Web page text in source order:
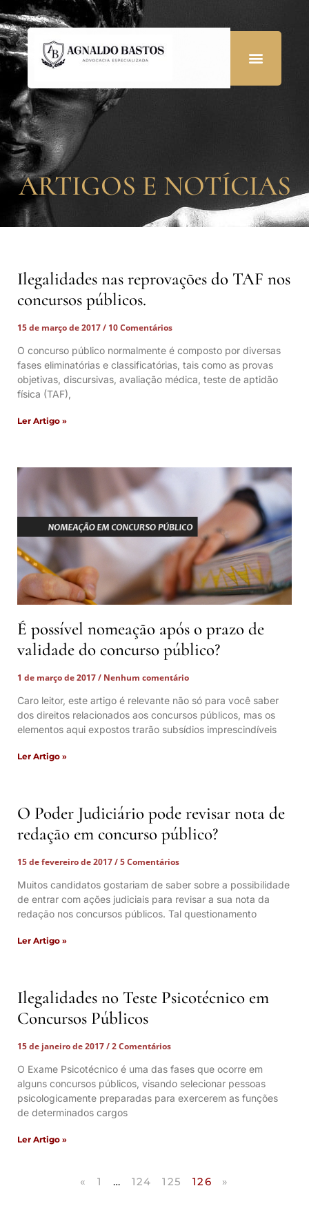
ARTIGOS E NOTÍCIAS
Ilegalidades nas reprovações do TAF nos
concursos públicos.
15 de março de 2017
10 Comentários
O concurso público normalmente é composto por diversas
fases eliminatórias e classificatórias, tais como as provas
objetivas, discursivas, avaliação médica, teste de aptidão
física (TAF),
Ler Artigo »
É possível nomeação após o prazo de
validade do concurso público?
1 de março de 2017
Nenhum comentário
Caro leitor, este artigo é relevante não só para você saber
dos direitos relacionados aos concursos públicos, mas os
elementos aqui expostos trarão subsídios imprescindíveis
Ler Artigo »
O Poder Judiciário pode revisar nota de
redação em concurso público?
15 de fevereiro de 2017
5 Comentários
Muitos candidatos gostariam de saber sobre a possibilidade
de entrar com ações judiciais para revisar a sua nota da
redação nos concursos públicos. Tal questionamento
Ler Artigo »
Ilegalidades no Teste Psicotécnico em
Concursos Públicos
15 de janeiro de 2017
2 Comentários
O Exame Psicotécnico é uma das fases que ocorre em
alguns concursos públicos, visando selecionar pessoas
psicologicamente preparadas para exercerem as funções
de determinados cargos
Ler Artigo »
« 1 … 124 125 126 »